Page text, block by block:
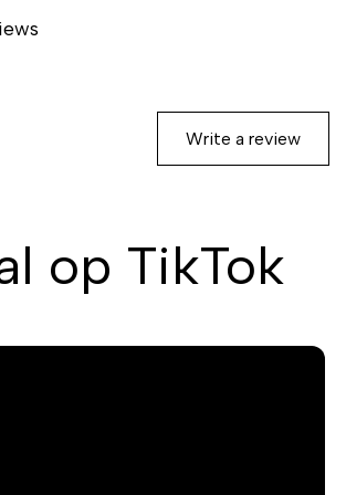
Write a review
op TikTok